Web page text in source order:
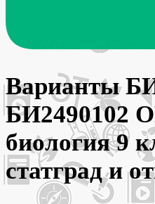
Варианты
БИ2490102
биология 9
статград и